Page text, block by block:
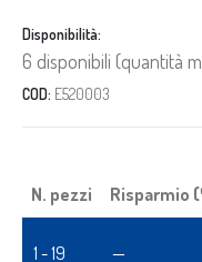
Disponibilità:
6 disponibili (quantità
COD: E520003
N. pezzi Risparmio
1 - 19 —